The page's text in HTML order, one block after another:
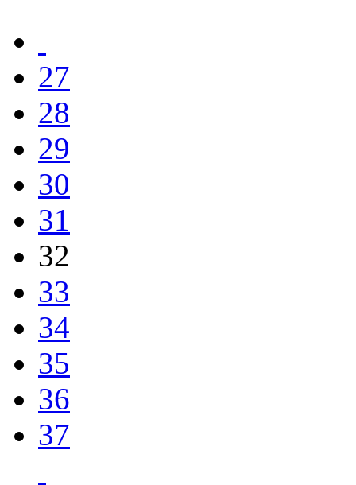
27
28
29
30
31
32
33
34
35
36
37